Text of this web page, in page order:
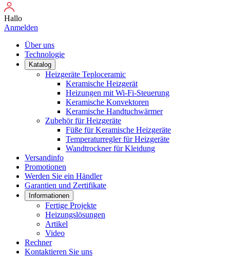
Hallo
Anmelden
Über uns
Technologie
Katalog
Heizgeräte Teploceramic
Keramische Heizgerät
Heizungen mit Wi-Fi-Steuerung
Keramische Konvektoren
Keramische Handtuchwärmer
Zubehör für Heizgeräte
Füße für Keramische Heizgeräte
Temperaturregler für Heizgeräte
Wandtrockner für Kleidung
Versandinfo
Promotionen
Werden Sie ein Händler
Garantien und Zertifikate
Informationen
Fertige Projekte
Heizungslösungen
Artikel
Video
Rechner
Kontaktieren Sie uns